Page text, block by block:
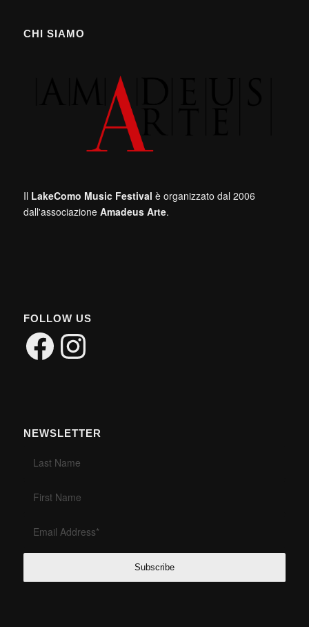
CHI SIAMO
Il LakeComo Music Festival è organizzato dal 2006
dall'associazione Amadeus Arte.
FOLLOW US
FacebookInstagram
NEWSLETTER